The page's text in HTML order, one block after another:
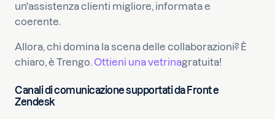
un'assistenza clienti migliore, informata e
coerente.
Allora, chi domina la scena delle collaborazioni? È
chiaro, è Trengo. Ottieni una vetrinagratuita!
Canali di comunicazione supportati da Front e
Zendesk